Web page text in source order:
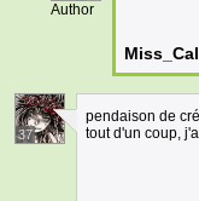
Author
37
pendaison de
tout d'un coup,